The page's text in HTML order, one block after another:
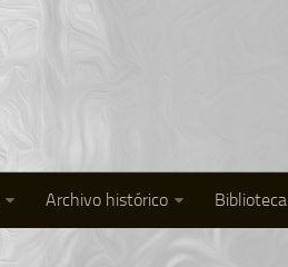
Archivo histórico Biblioteca